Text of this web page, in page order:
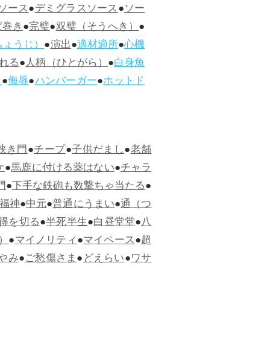
ース●デミグラスソース●ソー
き●完璧●双璧（そうへき）●
うじ）●演出●適材適所●心機
る●人柄（ひとがら）●白身魚
●侮辱●ハンバーガー●ホットド
き門●チープ●子供だまし●老舗
●馬鹿に付ける薬はない●チャラ
●下手な鉄砲も数撃ちゃ当たる●
神●中元●普通にうまい●通（つ
を切る●半死半生●白昼堂堂●八
●マイノリティ●マイペース●超
み●ご愁傷さま●どえらい●ワサ